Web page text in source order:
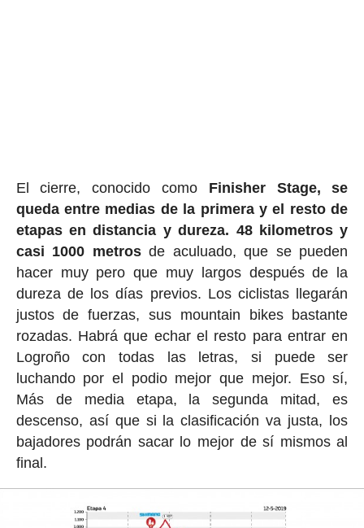
El cierre, conocido como Finisher Stage, se
queda entre medias de la primera y el resto de
etapas en distancia y dureza. 48 kilometros y
casi 1000 metrosde aculuado, que se pueden
hacer muy pero que muy largos después de la
dureza de los días previos. Los ciclistas llegarán
justos de fuerzas, sus mountain bikes bastante
rozadas. Habrá que echar el resto para entrar en
Logroño con todas las letras, si puede ser
luchando por el podio mejor que mejor. Eso sí,
Más de media etapa, la segunda mitad, es
descenso, así que si la clasificación va justa, los
bajadores podrán sacar lo mejor de sí mismos al
final.